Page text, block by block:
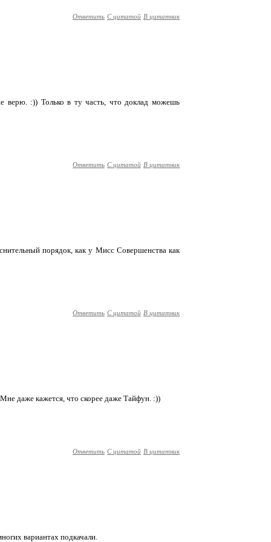
Ответить С цитатой В цитатник
верю. :)) Только в ту часть, что доклад можешь
Ответить С цитатой В цитатник
порядок, как у Мисс Совершенства как
Ответить С цитатой В цитатник
Мне даже кажется, что скорее даже Тайфун. :))
Ответить С цитатой В цитатник
вариантах подкачали.